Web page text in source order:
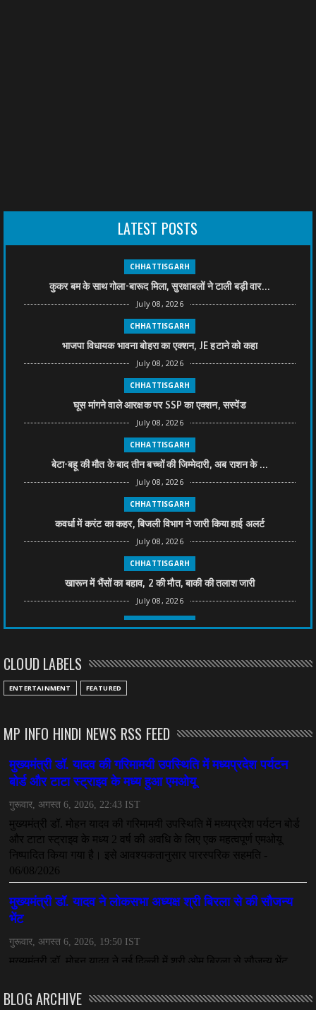
LATEST POSTS
CHHATTISGARH
कुकर बम के साथ गोला-बारूद मिला, सुरक्षाबलों ने टाली बड़ी वार...
July 08, 2026
CHHATTISGARH
भाजपा विधायक भावना बोहरा का एक्शन, JE हटाने को कहा
July 08, 2026
CHHATTISGARH
घूस मांगने वाले आरक्षक पर SSP का एक्शन, सस्पेंड
July 08, 2026
CHHATTISGARH
बेटा-बहू की मौत के बाद तीन बच्चों की जिम्मेदारी, अब राशन के ...
July 08, 2026
CHHATTISGARH
कवर्धा में करंट का कहर, बिजली विभाग ने जारी किया हाई अलर्ट
July 08, 2026
CHHATTISGARH
खारून में भैंसों का बहाव, 2 की मौत, बाकी की तलाश जारी
July 08, 2026
CHHATTISGARH
July 08, 2026
CHHATTISGARH
महादेव ऐप केस में बड़ा एक्शन, सौरभ चंद्राकर हिरासत में
July 08, 2026
CHHATTISGARH
तीजन बाई को याद करेगा छत्तीसगढ़ का लोक कला जगत
July 07, 2026
CLOUD LABELS
ENTERTAINMENT FEATURED
MP INFO HINDI NEWS RSS FEED
BLOG ARCHIVE